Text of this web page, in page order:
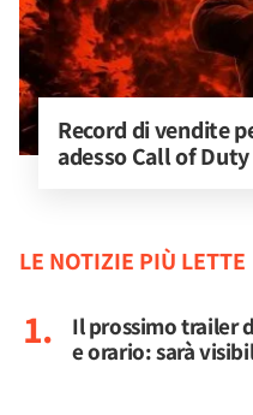
Record di vendite
adesso Call of
LE NOTIZIE PIÙ LETTE
Il prossimo trailer
e orario: sarà